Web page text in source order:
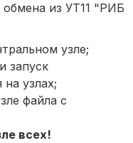
из УТ11 "РИБ
узле;
запуск
узлах;
файла с
всех!